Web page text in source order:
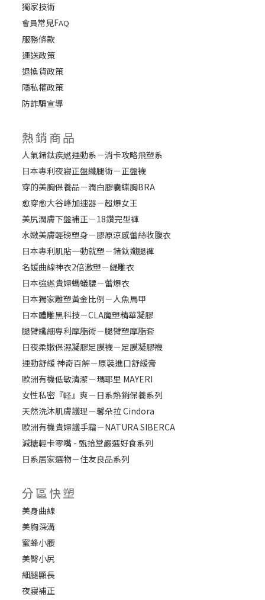
獨家技術
會員常見FAQ
服務條款
運送政策
退換貨政策
隱私權政策
防詐騙宣導
熱銷商品
人氣鍺鈦疾繎運動系－消卡攻略飛塑系
日本專利夜寢正盤纖腿術－正盤襪
穿的美胸保養品－潤白膠囊蝶胸BRA
愈穿愈大谷峰加速器－超爆女王
美尻潤膚下盤補正－18鑽完型褲
水嫩美膚輕磅塑身－膠原涼感蕾絲收腹衣
日本專利肌貼一動就塑－鍺鈦孅腿褲
名媛曲線神衣2倍激塑－緹雕衣
日本強繎貴婦螞蟻腰－蕾爆衣
日本獨家雕塑黃金比例－人魚馬甲
日本體雕黑科技－CLA魔塑精華凝膠
腿臂纖細專利摩脂術－腿臂塑摩脂套
日夜柔嫩保濕凝膠足膜襪－足膜凝膠襪
運動舒緩 神奇百解－原裝進口舒緩膏
歐洲有機低敏清潔－瑪耶里 MAYERI
女性私密『軽』爽－日系熱銷保養系列
天然洗沐肌膚護理－馨朵拉 Cindora
歐洲有機貴婦護手霜－NATURA SIBERCA
減糖輕卡零嘴 - 甄拾堂嚴選好食系列
日系居家選物－住友良品系列
分區快塑
美身曲線
美胸深溝
蜜蜂小腰
美臀小尻
細腿顯長
夜寢補正